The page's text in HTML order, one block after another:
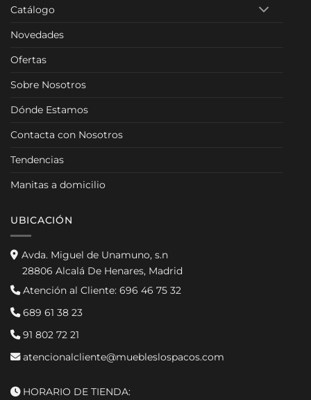
Catálogo
Novedades
Ofertas
Sobre Nosotros
Dónde Estamos
Contacta con Nosotros
Tendencias
Manitas a domicilio
UBICACIÓN
Avda. Miguel de Unamuno, s.n
28806 Alcalá De Henares, Madrid
Atención al Cliente: 696 46 75 32
689 61 38 23
91 802 72 21
atencionalcliente@muebleslospacos.com
HORARIO DE TIENDA: